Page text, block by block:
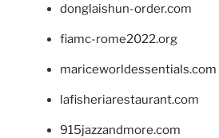
donglaishun-order.com
fiamc-rome2022.org
mariceworldessentials.com
lafisheriarestaurant.com
915jazzandmore.com